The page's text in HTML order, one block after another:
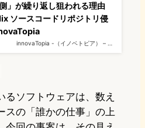
側」が繰り返し狙われる理由
ソースコードリポジトリ侵
innovaTopia -（イノベトピア） – …
るソフトウェアは、数え
スの「誰かの仕事」の上